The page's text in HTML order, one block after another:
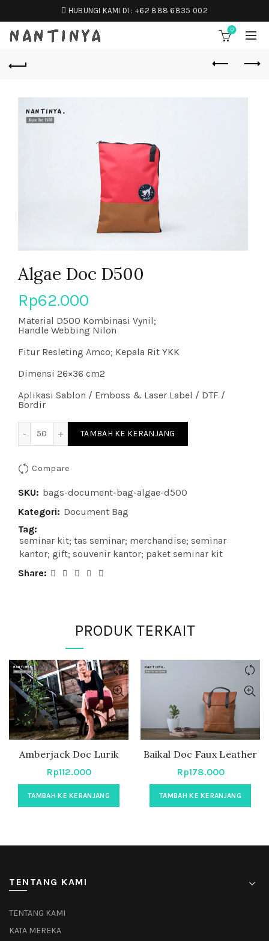
HUBUNGI KAMI DI :+62 888 6835 002
0
Algae Doc D500
Rp62.000
Material D500 Kombinasi Vynil;
Handle Webbing Nilon
Fitur Resleting Amco; Kepala Rit YKK
Dimensi 26×36 cm2
Aplikasi Sablon / Emboss & Laser Label / DTF /
Bordir
Kuantitas Algae Doc D500
TAMBAH KE KERANJANG
Compare
SKU: bags-document-bag-algae-d500
Kategori: Document Bag
Tag:
seminar kit; tas seminar; merchandise; seminar
kantor; gift; souvenir kantor; paket seminar kit
Share
PRODUK TERKAIT
Amberjack Doc Lurik
Rp112.000
TAMBAH KE KERANJANG
Baikal Doc Faux Leather
Rp178.000
TAMBAH KE KERANJANG
TENTANG KAMI
TENTANG KAMI
KATA MEREKA